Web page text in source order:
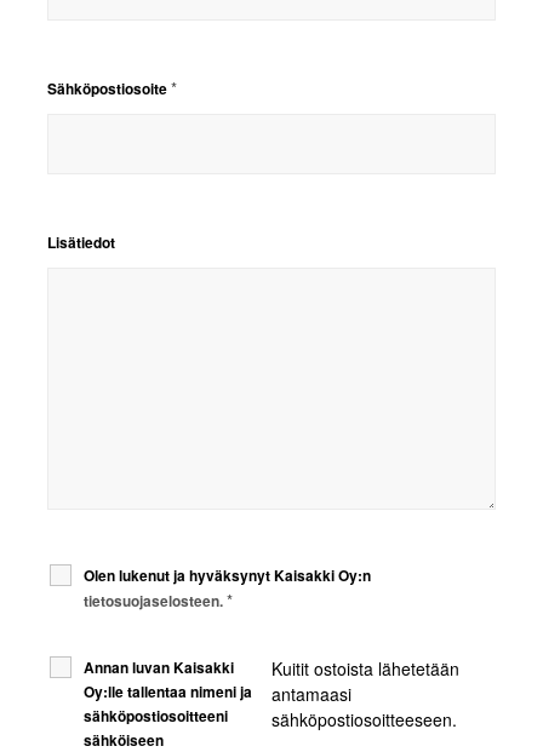
Sähköpostiosoite*
Lisätiedot
Olen lukenut ja hyväksynyt Kaisakki Oy:n
tietosuojaselosteen. *
Annan luvan Kaisakki
Oy:lle tallentaa nimeni ja
sähköpostiosoitteeni
sähköiseen
Kuitit ostoista lähetetään
antamaasi
sähköpostiosoitteeseen.